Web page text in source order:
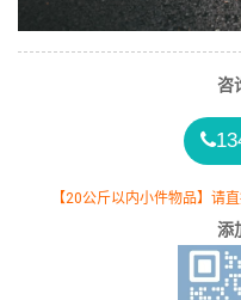
咨
【20公斤以内小件物品】请
添